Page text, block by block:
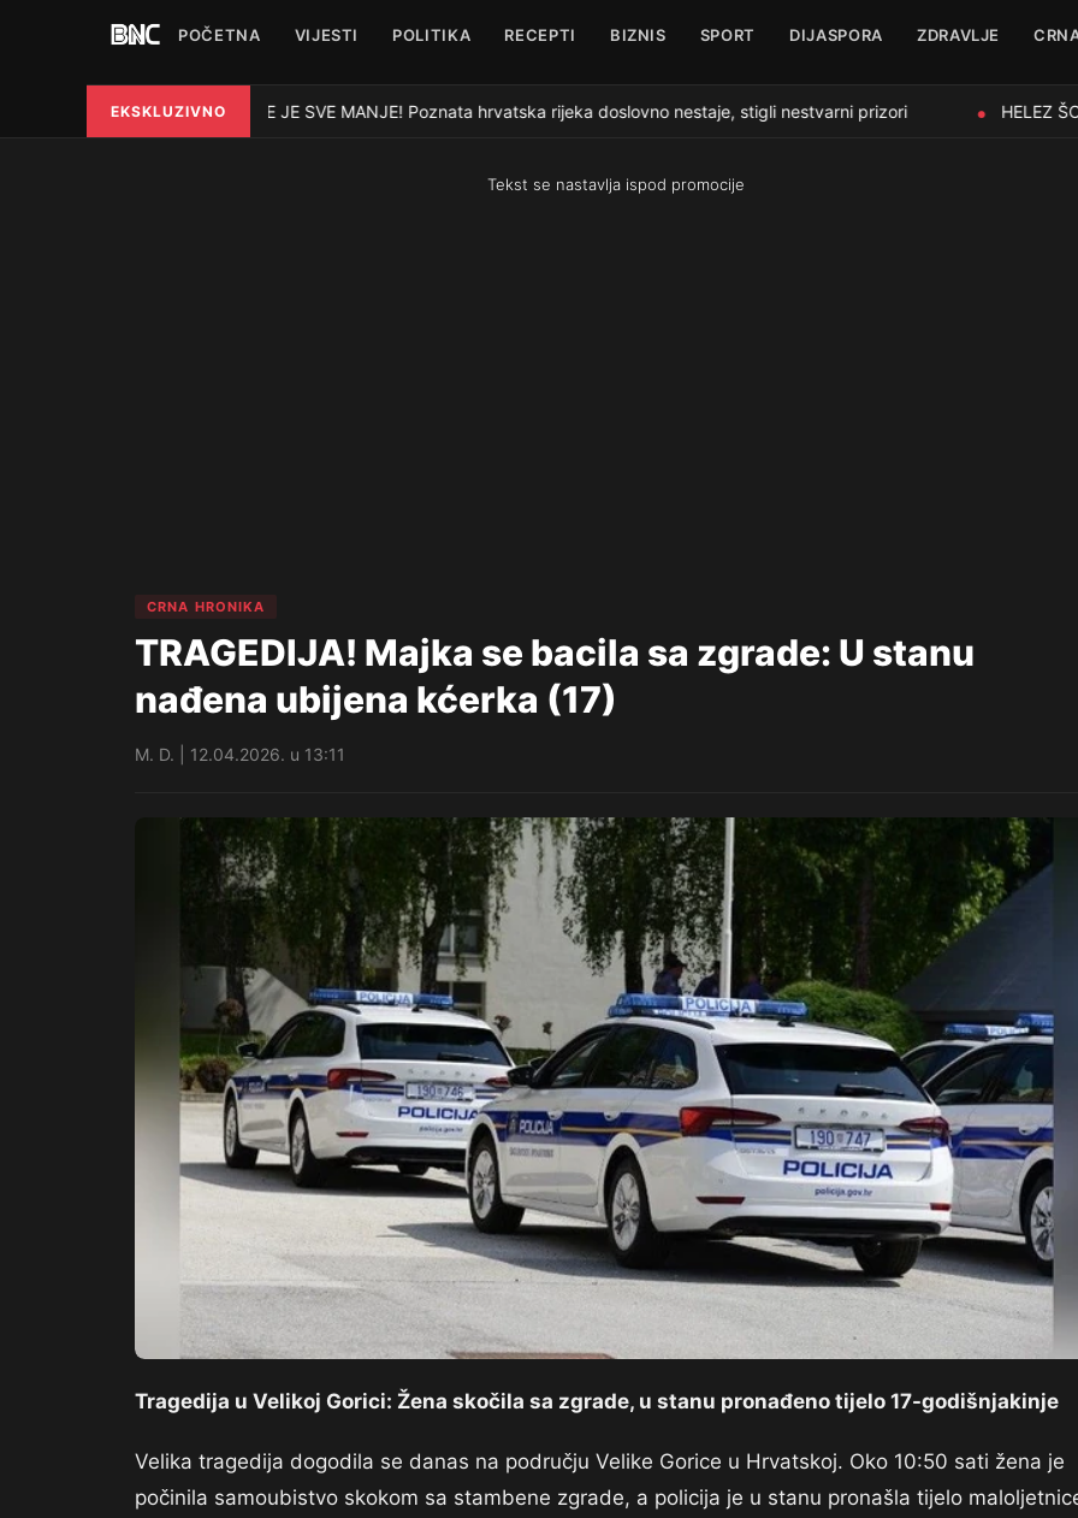
POČETNA VIJESTI POLITIKA RECEPTI BIZNIS SPORT DIJASPORA ZDRAVLJE
EKSKLUZIVNO
● VODE JE SVE MANJE! Poznata hrvatska rijeka doslovno nestaje, stigli nestvarni prizori HELEZ
Tekst se nastavlja ispod promocije
CRNA HRONIKA
TRAGEDIJA! Majka se bacila sa zgrade: U stanu
nađena ubijena kćerka (17)
M. D. | 12.04.2026. u 13:11
Tragedija u Velikoj Gorici: Žena skočila sa zgrade, u stanu pronađeno tijelo 17-godišnjakinje
Velika tragedija dogodila se danas na području Velike Gorice u Hrvatskoj. Oko 10:50 sati žena je
počinila samoubistvo skokom sa stambene zgrade, a policija je u stanu pronašla tijelo